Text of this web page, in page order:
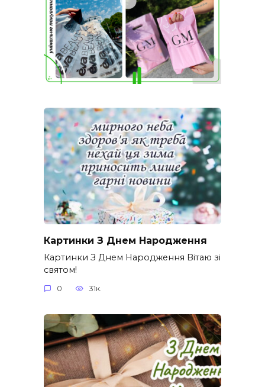
Картинки З Днем Народження
Картинки З Днем Народження Вітаю зі
святом!
0 31к.